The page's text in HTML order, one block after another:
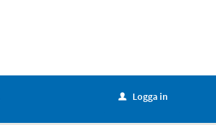
u Logga in